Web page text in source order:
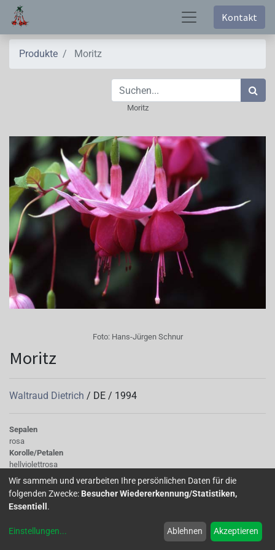
Kontakt
Produkte Moritz
Moritz
Foto: Hans-Jürgen Schnur
Moritz
Waltraud Dietrich / DE / 1994
Sepalen
rosa
Korolle/Petalen
hellviolettrosa
Knospe/Blüte
einfach, gross
Wuchs
stehend
Wir sammeln und verarbeiten Ihre persönlichen Daten für die
folgenden Zwecke: Besucher Wiedererkennung/Statistiken,
Essentiell .
Einstellungen... Ablehnen Akzeptieren